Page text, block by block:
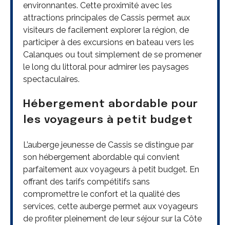
environnantes. Cette proximité avec les
attractions principales de Cassis permet aux
visiteurs de facilement explorer la région, de
participer à des excursions en bateau vers les
Calanques ou tout simplement de se promener
le long du littoral pour admirer les paysages
spectaculaires.
Hébergement abordable pour
les voyageurs à petit budget
L’auberge jeunesse de Cassis se distingue par
son hébergement abordable qui convient
parfaitement aux voyageurs à petit budget. En
offrant des tarifs compétitifs sans
compromettre le confort et la qualité des
services, cette auberge permet aux voyageurs
de profiter pleinement de leur séjour sur la Côte